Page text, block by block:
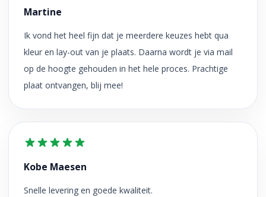
Martine
Ik vond het heel fijn dat je meerdere keuzes hebt qua
kleur en lay-out van je plaats. Daarna wordt je via mail
op de hoogte gehouden in het hele proces. Prachtige
plaat ontvangen, blij mee!
Kobe Maesen
Snelle levering en goede kwaliteit.